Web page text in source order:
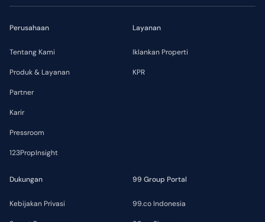
Perusahaan
Tentang Kami
Produk & Layanan
Partner
Karir
Pressroom
123PropInsight
Layanan
Iklankan Properti
KPR
Dukungan
Kebijakan Privasi
99 Group Portal
99.co Indonesia